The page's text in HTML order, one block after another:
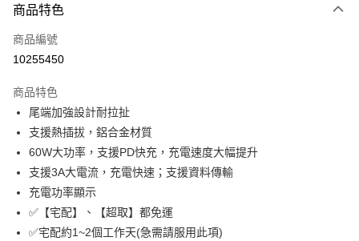
3 期 0 利率 每期
合作金庫商業銀行
上海商業儲蓄銀行
臺灣中小企業銀行
匯豐（台灣）商業銀行
聯邦商業銀行
元大商業銀行
永豐商業銀行
玉山商業銀行
星展（台灣）商業銀行
台灣樂天信用卡公司
LINE Pay
Apple Pay
街口支付
悠遊付
ATM付款
運送方式
付款後全家取貨
商品特色
商品編號
10255450
商品特色
尾端加強設計耐拉扯
支援熱插拔，鋁合金材質
60W大功率，支援PD快充，充電速度大幅提升
支援3A大電流，充電快速；支援資料傳輸
充電功率顯示
✅【宅配】、【超取】都免運
✅宅配約1~2個工作天(急需請服用此項)